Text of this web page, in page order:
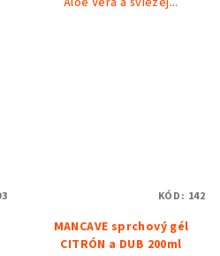
MANCAVE sprchový gél
CITRÓN a DUB 200ml
KÓD: 142